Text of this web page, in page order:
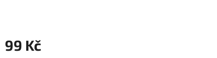
99 Kč